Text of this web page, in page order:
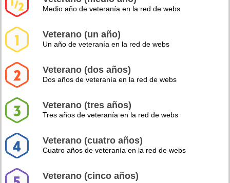
Medio año de veteranía en la red de webs
Veterano (un año)
Un año de veteranía en la red de webs
Veterano (dos años)
Dos años de veteranía en la red de webs
Veterano (tres años)
Tres años de veteranía en la red de webs
Veterano (cuatro años)
Cuatro años de veteranía en la red de webs
Veterano (cinco años)